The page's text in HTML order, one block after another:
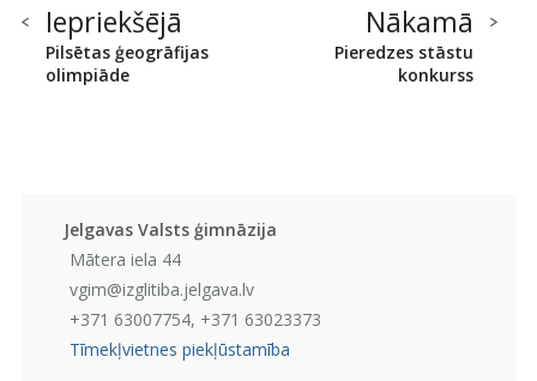
Iepriekšējā
Pilsētas ģeogrāfijas
olimpiāde
Nākamā
Pieredzes stāstu
konkurss
Jelgavas Valsts ģimnāzija
Mātera iela 44
vgim@izglitiba.jelgava.lv
+371 63007754, +371 63023373
Tīmekļvietnes piekļūstamība